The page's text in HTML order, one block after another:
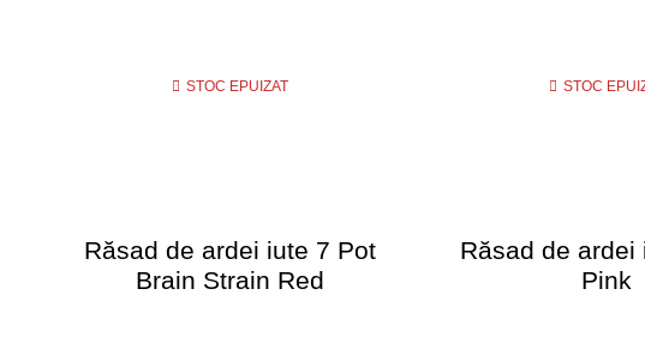
STOC EPUIZAT
Răsad de ardei iute 7 Pot
Brain Strain Red
STOC
Răsad de ardei
Pink